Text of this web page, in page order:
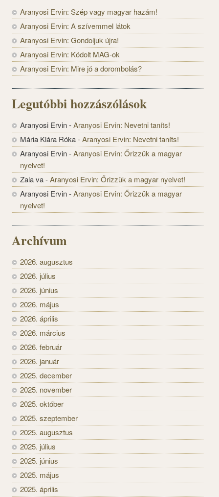
Aranyosi Ervin: Szép vagy magyar hazám!
Aranyosi Ervin: A szívemmel látok
Aranyosi Ervin: Gondoljuk újra!
Aranyosi Ervin: Kódolt MAG-ok
Aranyosi Ervin: Mire jó a dorombolás?
Legutóbbi hozzászólások
Aranyosi Ervin-Aranyosi Ervin: Nevetni taníts!
Mária Klára Róka-Aranyosi Ervin: Nevetni taníts!
Aranyosi Ervin-Aranyosi Ervin: Őrizzük a magyar
nyelvet!
Zala va-Aranyosi Ervin: Őrizzük a magyar nyelvet!
Aranyosi Ervin-Aranyosi Ervin: Őrizzük a magyar
nyelvet!
Archívum
2026. augusztus
2026. július
2026. június
2026. május
2026. április
2026. március
2026. február
2026. január
2025. december
2025. november
2025. október
2025. szeptember
2025. augusztus
2025. július
2025. június
2025. május
2025. április